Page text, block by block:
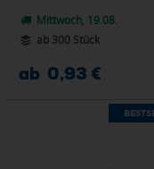
Mittwoch, 19.08.
ab 300 Stück
ab 0,93 €